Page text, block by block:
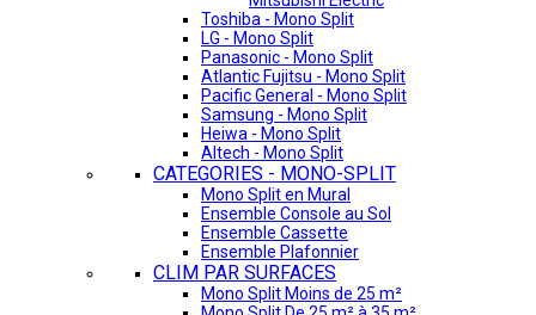
Toshiba - Mono Split
LG - Mono Split
Panasonic - Mono Split
Atlantic Fujitsu - Mono Split
Pacific General - Mono Split
Samsung - Mono Split
Heiwa - Mono Split
Altech - Mono Split
CATEGORIES - MONO-SPLIT
Mono Split en Mural
Ensemble Console au Sol
Ensemble Cassette
Ensemble Plafonnier
CLIM PAR SURFACES
Mono Split Moins de 25 m²